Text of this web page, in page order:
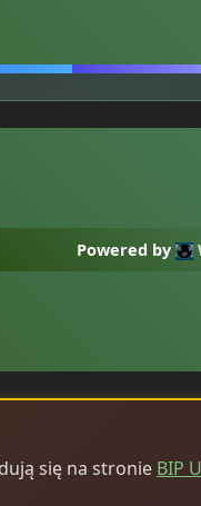
Powered by
się na stronie BIP